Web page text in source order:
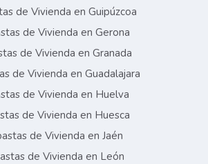
de Vivienda en Guipúzcoa
de Vivienda en Gerona
de Vivienda en Granada
de Vivienda en Guadalajara
de Vivienda en Huelva
de Vivienda en Huesca
de Vivienda en Jaén
de Vivienda en León